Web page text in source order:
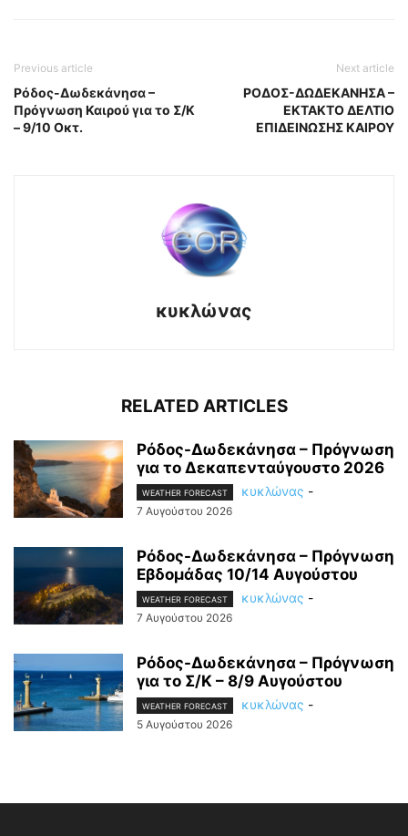
Previous article
Ρόδος-Δωδεκάνησα –
Πρόγνωση Καιρού για το Σ/Κ
– 9/10 Οκτ.
Next article
ΡΟΔΟΣ-ΔΩΔΕΚΑΝΗΣΑ –
ΕΚΤΑΚΤΟ ΔΕΛΤΙΟ
ΕΠΙΔΕΙΝΩΣΗΣ ΚΑΙΡΟΥ
κυκλώνας
RELATED ARTICLES
Ρόδος-Δωδεκάνησα – Πρόγνωση
για το Δεκαπενταύγουστο 2026
WEATHER FORECAST κυκλώνας -
7 Αυγούστου 2026
Ρόδος-Δωδεκάνησα – Πρόγνωση
Εβδομάδας 10/14 Αυγούστου
WEATHER FORECAST κυκλώνας -
7 Αυγούστου 2026
Ρόδος-Δωδεκάνησα – Πρόγνωση
για το Σ/Κ – 8/9 Αυγούστου
WEATHER FORECAST κυκλώνας -
5 Αυγούστου 2026